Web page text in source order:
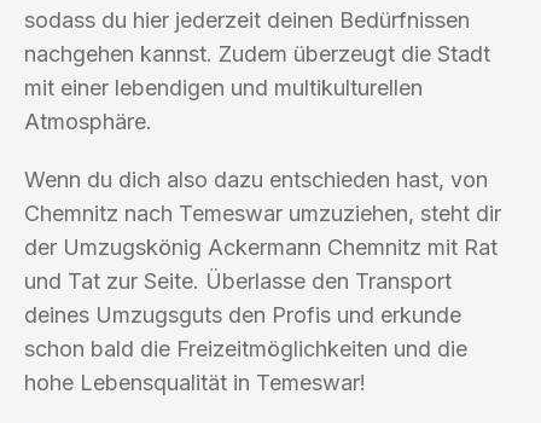
sodass du hier jederzeit deinen Bedürfnissen
nachgehen kannst. Zudem überzeugt die Stadt
mit einer lebendigen und multikulturellen
Atmosphäre.
Wenn du dich also dazu entschieden hast, von
Chemnitz nach Temeswar umzuziehen, steht dir
der Umzugskönig Ackermann Chemnitz mit Rat
und Tat zur Seite. Überlasse den Transport
deines Umzugsguts den Profis und erkunde
schon bald die Freizeitmöglichkeiten und die
hohe Lebensqualität in Temeswar!